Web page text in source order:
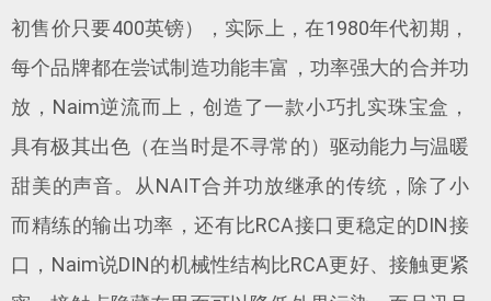
初售价只要400英镑），实际上，在1980年代初期，
每个品牌都在尝试制造功能丰富，功率强大的合并功
放，Naim逆流而上，创造了一款小巧扎实珠宝盒，
具有极其出色（在当时是不寻常的）驱动能力与温暖
甜美的声音。从NAIT合并功放继承的传统，除了小
而精练的输出功率，还有比RCA接口更稳定的DIN接
口，Naim说DIN的机械性结构比RCA更好、接触更紧